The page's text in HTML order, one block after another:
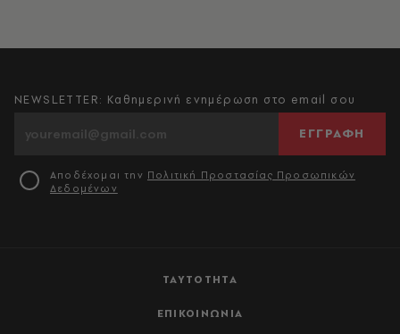
ΤΑΥΤΟΤΗΤΑ
ΕΠΙΚΟΙΝΩΝΙΑ
NEWSLETTER: Καθημερινή ενημέρωση στο email σου
ΕΓΓΡΑΦΗ
Αποδέχομαι την Πολιτική Προστασίας Προσωπικών
Δεδομένων